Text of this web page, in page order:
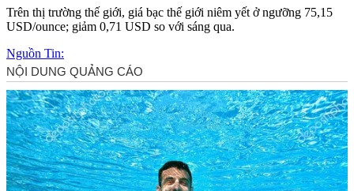
Trên thị trường thế giới, giá bạc thế giới niêm yết ở ngưỡng 75,15
USD/ounce; giảm 0,71 USD so với sáng qua.
Nguồn Tin: